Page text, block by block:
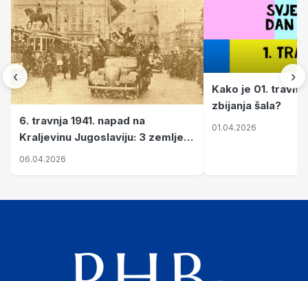
‹
6. travnja 1941. napad na
Kraljevinu Jugoslaviju: 3 zemlje
nastale njenim raspadom
06.04.2026
Kako je 01.
zbijanja šala?
01.04.2026
›